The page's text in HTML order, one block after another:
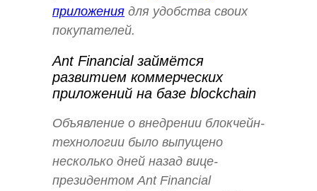
приложения для удобства своих
покупателей.
Ant Financial займётся
развитием коммерческих
приложений на базе blockchain
Объявление о внедрении блокчейн-
технологии было выпущено
несколько дней назад вице-
президентом Ant Financial